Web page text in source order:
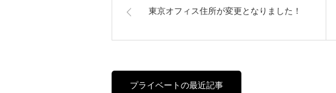
東京オフィス住所が変更となりました！
プライベートの最近記事